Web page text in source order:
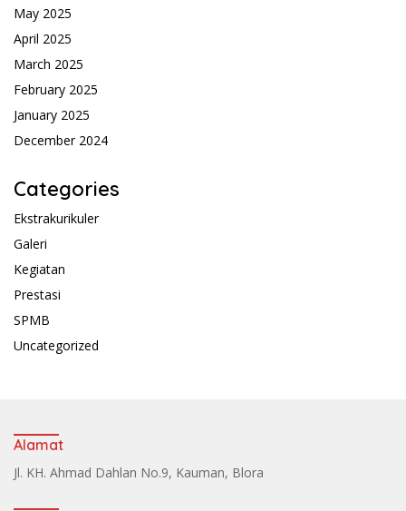
May 2025
April 2025
March 2025
February 2025
January 2025
December 2024
Categories
Ekstrakurikuler
Galeri
Kegiatan
Prestasi
SPMB
Uncategorized
Alamat
Jl. KH. Ahmad Dahlan No.9, Kauman, Blora